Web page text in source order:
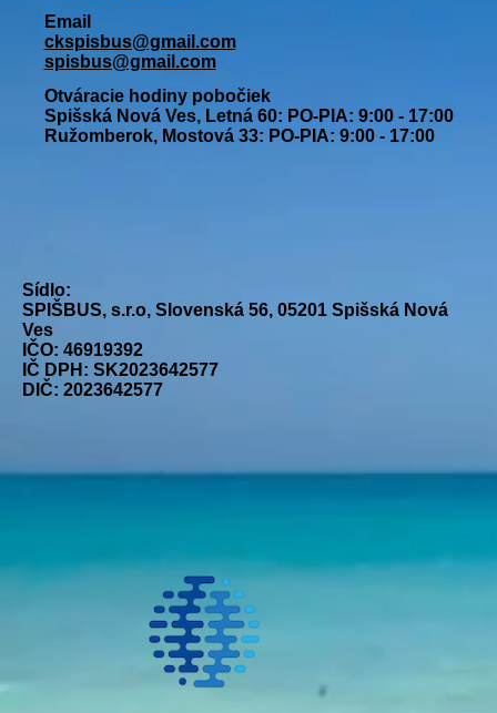
Email
ckspisbus@gmail.com
spisbus@gmail.com
Otváracie hodiny pobočiek
Spišská Nová Ves, Letná 60: PO-PIA: 9:00 - 17:00
Ružomberok, Mostová 33: PO-PIA: 9:00 - 17:00
Sídlo:
SPIŠBUS, s.r.o, Slovenská 56, 05201 Spišská Nová
Ves
IČO: 46919392
IČ DPH: SK2023642577
DIČ: 2023642577